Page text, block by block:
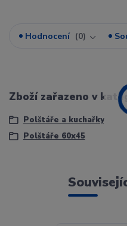
Hodnocení 0
Zboží zařazeno v
Polštáře a kuchařky
Polštáře 60x45